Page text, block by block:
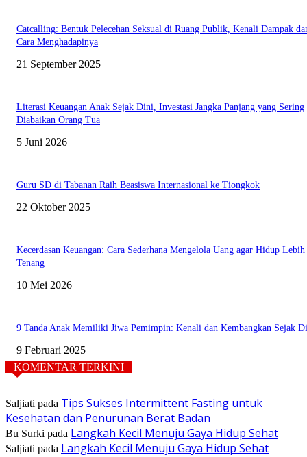
Catcalling: Bentuk Pelecehan Seksual di Ruang Publik, Kenali Dampak
Cara Menghadapinya
21 September 2025
Literasi Keuangan Anak Sejak Dini, Investasi Jangka Panjang yang Sering
Diabaikan Orang Tua
5 Juni 2026
Guru SD di Tabanan Raih Beasiswa Internasional ke Tiongkok
22 Oktober 2025
Kecerdasan Keuangan: Cara Sederhana Mengelola Uang agar Hidup Lebih
Tenang
10 Mei 2026
9 Tanda Anak Memiliki Jiwa Pemimpin: Kenali dan Kembangkan Sejak
9 Februari 2025
KOMENTAR TERKINI
Saljiati pada Tips Sukses Intermittent Fasting untuk
Kesehatan dan Penurunan Berat Badan
Bu Surki pada Langkah Kecil Menuju Gaya Hidup Sehat
Saljiati pada Langkah Kecil Menuju Gaya Hidup Sehat